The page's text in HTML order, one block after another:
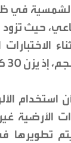
الشمسية في
حيث
تعادل 142 واط/كلغ".
استخدام